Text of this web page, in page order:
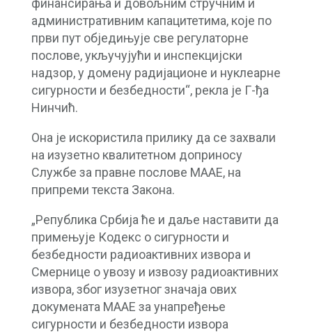
административним капацитетима, које по
први пут обједињује све регулаторне
послове, укључујући и инспекцијски
надзор, у домену радијационе и нуклеарне
сигурности и безбедности“, рекла је Г-ђа
Нинчић.
Она је искористила прилику да се захвали
на изузетно квалитетном доприносу
Службе за правне послове МААЕ, на
припреми текста Закона.
„Република Србија ће и даље наставити да
примењује Кодекс о сигурности и
безбедности радиоактивних извора и
Смернице о увозу и извозу радиоактивних
извора, због изузетног значаја ових
докумената МААЕ за унапређење
сигурности и безбедности извора